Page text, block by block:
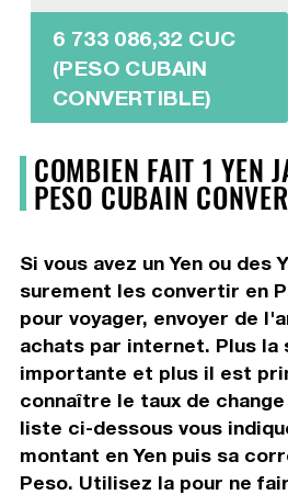
6 733 086,32 CUC
(PESO CUBAIN
CONVERTIBLE)
COMBIEN FAIT 1 YEN
PESO CUBAIN
Si vous avez un Yen ou des
surement les convertir en
pour voyager, envoyer de
achats par internet. Plus la
importante et plus il est
connaître le taux de
liste ci-dessous vous
montant en Yen puis sa
Peso. Utilisez la pour ne